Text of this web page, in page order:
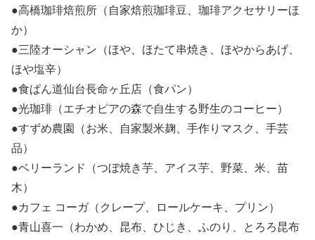
●高橋珈琲焙煎所（自家焙煎珈琲豆、珈琲アクセサリーほ
か）
●三陸オーシャン（ほや、ほたて串焼き、ほやからあげ、
ほや塩辛）
●食ぱん道仙台長命ヶ丘店（食パン）
●光珈琲（エチオピアの森で自生する野生のコーヒー）
●すずめ農園（お米、自家製米麹、手作りマスク、手芸
品）
●ベリーランド（つぼ焼き芋、アイス芋、野菜、米、苗
木）
●カフェ コーガ（クレープ、ロールケーキ、プリン）
●青山喜一（わかめ、昆布、ひじき、ふのり、とろろ昆布